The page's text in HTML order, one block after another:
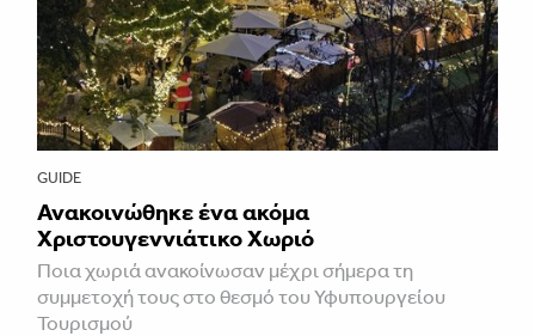
GUIDE
Ανακοινώθηκε ένα ακόμα
Χριστουγεννιάτικο Χωριό
Ποια χωριά ανακοίνωσαν μέχρι σήμερα τη
συμμετοχή τους στο θεσμό του Υφυπουργείου
Τουρισμού